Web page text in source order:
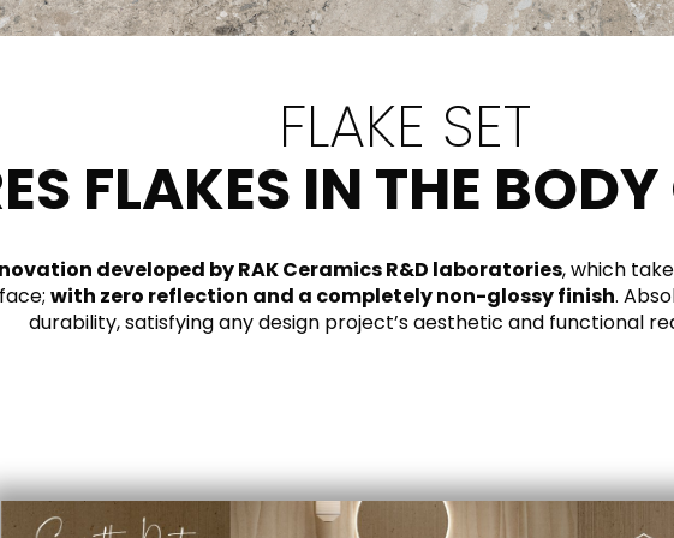
ZEMENT
METALLISCH
IVORY
ANTHRACITE
BROWN
BLUE
GREEN
AUSSENBEREICH
BADEWANNEN
DUSCHWANNEN
RECHTECK
MODERNISIERT
KLASSISCH
Bathroom
Solutions
Stylish solutions
RAK-BATU RAK-VALET
RAK-DES FURNITURE
RAK-CLEON SPÜLSYSTEME
ÄSTHETISCHE WÄNDE UND LANGLEBIGE BÖDEN
FLAKE SET
FLAKES IN THE
developed by RAK Ceramics R&D laboratories, which
with zero reflection and a completely non-glossy finish.
durability, satisfying any design project’s aesthetic and functional